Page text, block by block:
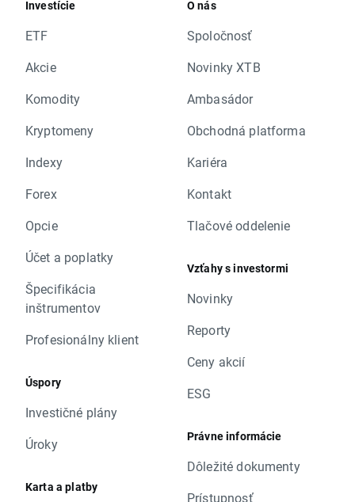
Investície
ETF
Akcie
Komodity
Kryptomeny
Indexy
Forex
Opcie
Účet a poplatky
Špecifikácia
inštrumentov
Profesionálny klient
Úspory
Investičné plány
Úroky
Karta a platby
O nás
Spoločnosť
Novinky XTB
Ambasádor
Obchodná platforma
Kariéra
Kontakt
Tlačové oddelenie
Vzťahy s investormi
Novinky
Reporty
Ceny akcií
ESG
Právne informácie
Dôležité dokumenty
Prístupnosť